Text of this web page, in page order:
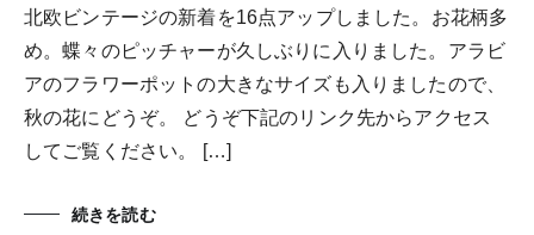
北欧ビンテージの新着を16点アップしました。お花柄多
め。蝶々のピッチャーが久しぶりに入りました。アラビ
アのフラワーポットの大きなサイズも入りましたので、
秋の花にどうぞ。 どうぞ下記のリンク先からアクセス
してご覧ください。 […]
続きを読む